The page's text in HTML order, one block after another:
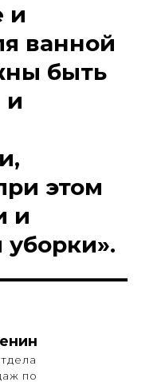
и
ванной
быть
и
этом
и
по